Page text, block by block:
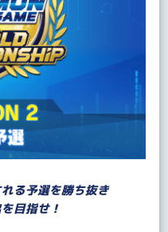
る予選を勝ち抜き
目指せ！